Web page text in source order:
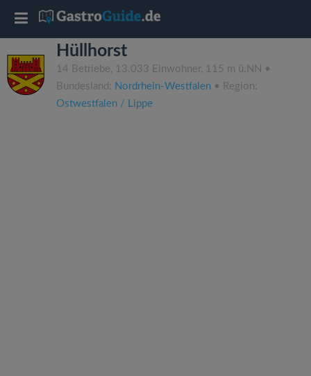
Hüllhorst
14 Betriebe, 13.033 Einwohner, 115 m ü.NN •
Bundesland: Nordrhein-Westfalen • Region:
Ostwestfalen / Lippe
T
o
g